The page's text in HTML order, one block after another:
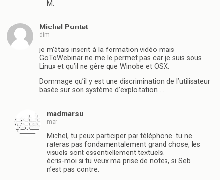
M.
Michel Pontet
dim
je m’étais inscrit à la formation vidéo mais
GoToWebinar ne me le permet pas car je suis sous
Linux et qu’il ne gère que Winobe et OSX.
Dommage qu’il y est une discrimination de l’utilisateur
basée sur son système d’exploitation …
madmarsu
mar
Michel, tu peux participer par téléphone. tu ne
rateras pas fondamentalement grand chose, les
visuels sont essentiellement textuels.
écris-moi si tu veux ma prise de notes, si Seb
n’est pas contre.